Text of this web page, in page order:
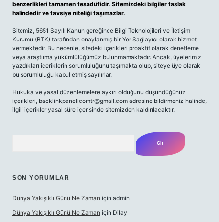
benzerlikleri tamamen tesadüfidir. Sitemizdeki bilgiler taslak
halindedir ve tavsiye niteliği taşımazlar.
Sitemiz, 5651 Sayılı Kanun gereğince Bilgi Teknolojileri ve İletişim
Kurumu (BTK) tarafından onaylanmış bir Yer Sağlayıcı olarak hizmet
vermektedir. Bu nedenle, sitedeki içerikleri proaktif olarak denetleme
veya araştırma yükümlülüğümüz bulunmamaktadır. Ancak, üyelerimiz
yazdıkları içeriklerin sorumluluğunu taşımakta olup, siteye üye olarak
bu sorumluluğu kabul etmiş sayılırlar.
Hukuka ve yasal düzenlemelere aykırı olduğunu düşündüğünüz
içerikleri, backlinkpanelicomtr@gmail.com adresine bildirmeniz halinde,
ilgili içerikler yasal süre içerisinde sitemizden kaldırılacaktır.
SON YORUMLAR
Dünya Yakışıklı Günü Ne Zaman için admin
Dünya Yakışıklı Günü Ne Zaman için Dilay